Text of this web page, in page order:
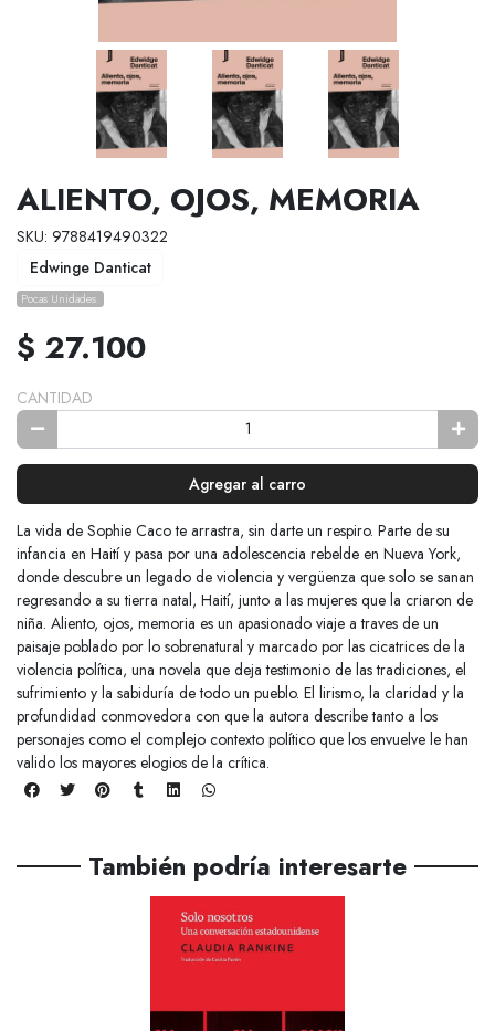
ALIENTO, OJOS, MEMORIA
SKU: 9788419490322
Edwinge Danticat
Pocas Unidades.
$ 27.100
CANTIDAD
Agregar al carro
La vida de Sophie Caco te arrastra, sin darte un respiro. Parte de su
infancia en Haití y pasa por una adolescencia rebelde en Nueva York,
donde descubre un legado de violencia y vergüenza que solo se sanan
regresando a su tierra natal, Haití, junto a las mujeres que la criaron de
niña. Aliento, ojos, memoria es un apasionado viaje a traves de un
paisaje poblado por lo sobrenatural y marcado por las cicatrices de la
violencia política, una novela que deja testimonio de las tradiciones, el
sufrimiento y la sabiduría de todo un pueblo. El lirismo, la claridad y la
profundidad conmovedora con que la autora describe tanto a los
personajes como el complejo contexto político que los envuelve le han
valido los mayores elogios de la crítica.
También podría interesarte